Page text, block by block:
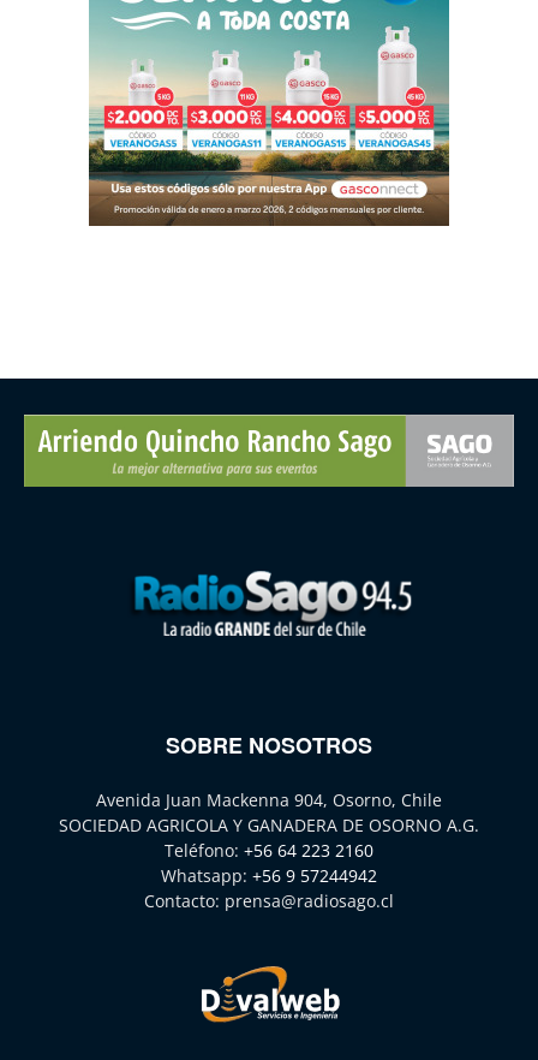
SOBRE NOSOTROS
Avenida Juan Mackenna 904, Osorno, Chile
SOCIEDAD AGRICOLA Y GANADERA DE OSORNO A.G.
Teléfono: +56 64 223 2160
Whatsapp: +56 9 57244942
Contacto: prensa@radiosago.cl